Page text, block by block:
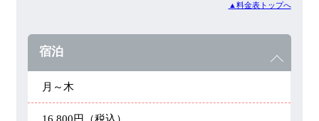
▲料金表トップへ
宿泊
月～木
16,800円（税込）